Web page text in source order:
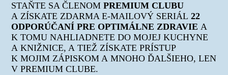
STAŇTE SA ČLENOMPREMIUM CLUBU
A ZÍSKATE ZDARMA E-MAILOVÝ SERIÁL22
ODPORÚČANÍ PRE OPTIMÁLNE ZDRAVIE A
K TOMU NAHLIADNETE DO MOJEJ KUCHYNE
A KNIŽNICE, A TIEŽ ZÍSKATE PRÍSTUP
K MOJIM ZÁPISKOM A MNOHO ĎALŠIEHO, LEN
V PREMIUM CLUBE.